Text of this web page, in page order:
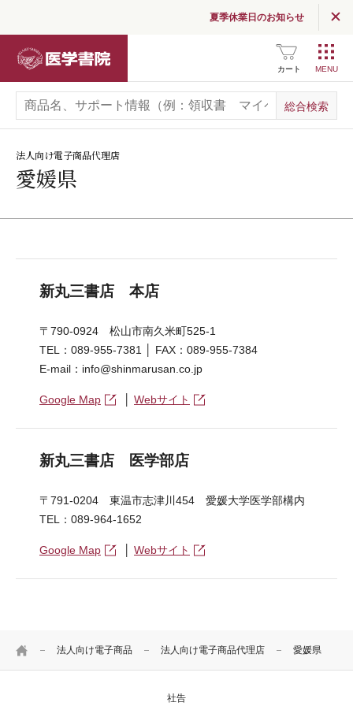
夏季休業日のお知らせ
カート
お知らせ
企業情報
採用情報
関連サイト一覧
広告掲載について
HOME 法人向け電子商品 法人向け電子商品代理店 愛媛県
法人向け電子商品代理店
愛媛県
新丸三書店 本店
〒790-0924 松山市南久米町525-1
TEL：089-955-7381 │ FAX：089-955-7384
E-mail：info@shinmarusan.co.jp
Google Map Webサイト
新丸三書店 医学部店
〒791-0204 東温市志津川454 愛媛大学医学部構内
TEL：089-964-1652
Google Map Webサイト
社告